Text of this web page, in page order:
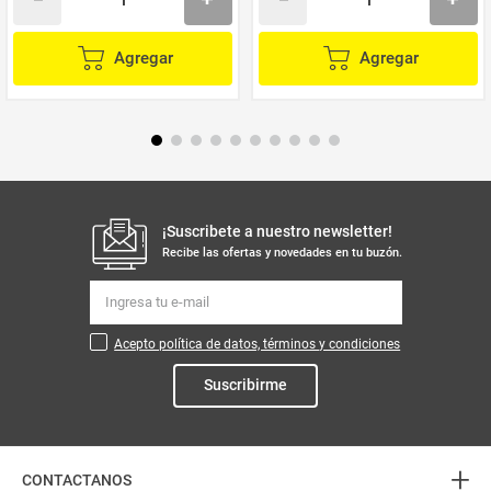
Agregar Agregar
¡Suscribete a nuestro newsletter!
Recibe las ofertas y novedades en tu buzón.
Acepto política de datos, términos y condiciones
Suscribirme
CONTACTANOS +